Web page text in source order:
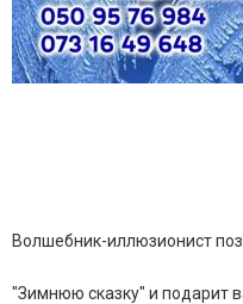
Волшебник-иллюзионист
"Зимнюю сказку" и подарит